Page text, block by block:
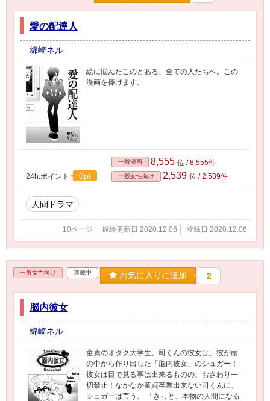
愛の配達人
綿崎ネル
絵に悩んだこのとある、全ての人たちへ。この
漫画を捧げます。
24h.ポイント 0pt
一般漫画 8,555 位 / 8,555件
一般女性向け 2,539 位 / 2,539件
人間ドラマ
10ページ 最終更新日 2020.12.06 登録日 2020.12.06
一般女性向け 連載中 お気に入りに追加 2
脳内彼女
綿崎ネル
童貞のオタク大学生、司くんの彼女は、彼が頭
の中から作り出した「脳内彼女」のシュガー！
彼女は目で見る事は出来るものの、おさわり一
切禁止！なかなか童貞卒業出来ない司くんに、
シュガーは言う。 「きっと、本物の人間になる